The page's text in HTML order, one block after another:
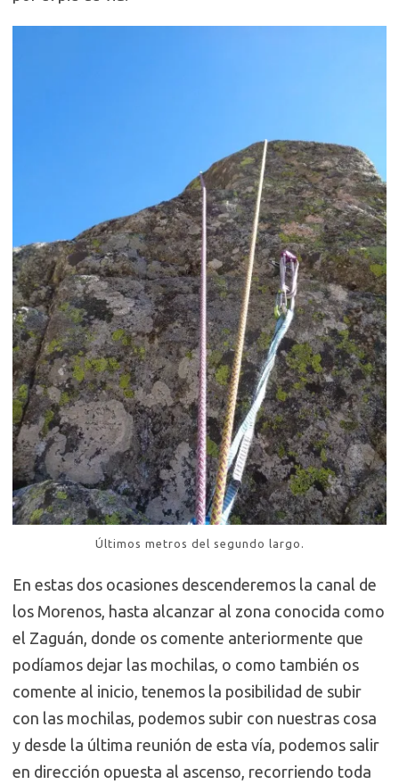
Últimos metros del segundo largo.
En estas dos ocasiones descenderemos la canal de
los Morenos, hasta alcanzar al zona conocida como
el Zaguán, donde os comente anteriormente que
podíamos dejar las mochilas, o como también os
comente al inicio, tenemos la posibilidad de subir
con las mochilas, podemos subir con nuestras cosa
y desde la última reunión de esta vía, podemos salir
en dirección opuesta al ascenso, recorriendo toda